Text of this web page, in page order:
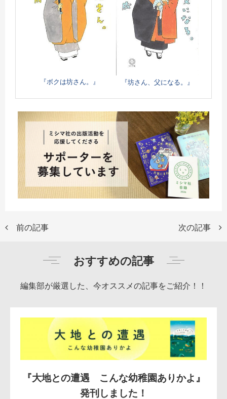
『ボクは坊さん。』 『坊さん、父になる。』
前の記事 次の記事
おすすめの記事
編集部が厳選した、今オススメの記事をご紹介！！
『大地との遭遇 こんな幼稚園ありかよ』
発刊しました！